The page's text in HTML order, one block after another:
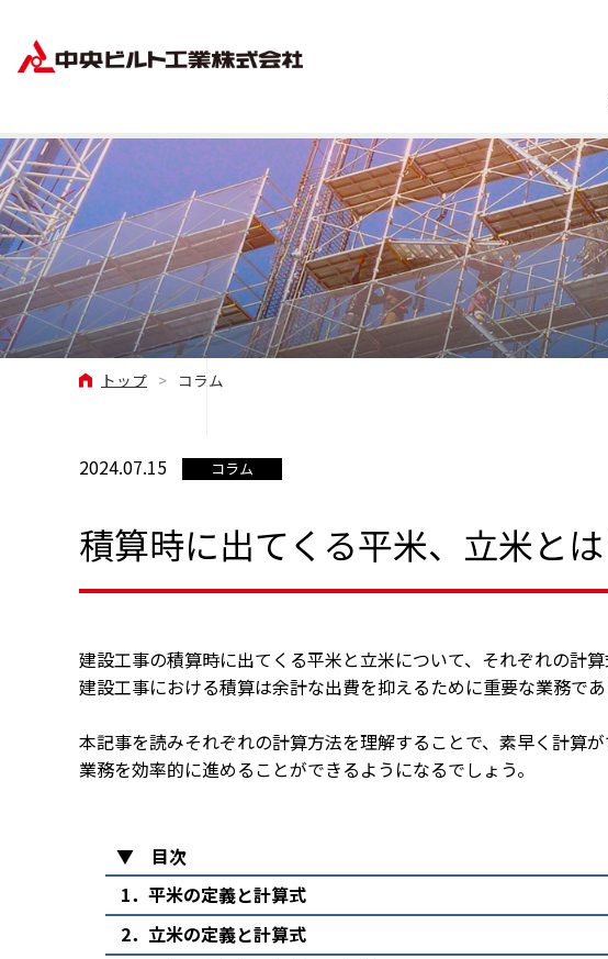
トップ > コラム
2024.07.15 コラム
積算時に出てくる平米、立米と
建設工事の積算時に出てくる平米と立米について、それぞれの計
建設工事における積算は余計な出費を抑えるために重要な業務で
本記事を読みそれぞれの計算方法を理解することで、素早く計算が
業務を効率的に進めることができるようになるでしょう。
▼ 目次
1．平米の定義と計算式
2．立米の定義と計算式